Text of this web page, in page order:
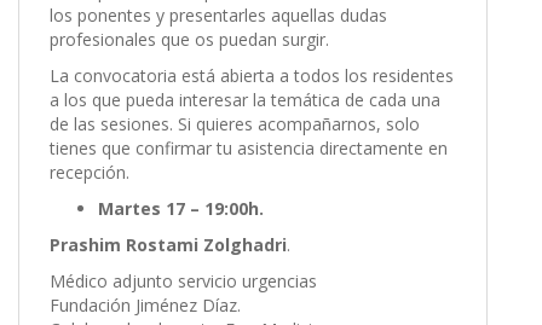
los ponentes y presentarles aquellas dudas
profesionales que os puedan surgir.
La convocatoria está abierta a todos los residentes
a los que pueda interesar la temática de cada una
de las sesiones. Si quieres acompañarnos, solo
tienes que confirmar tu asistencia directamente en
recepción.
Martes 17 – 19:00h.
Prashim Rostami Zolghadri.
Médico adjunto servicio urgencias
Fundación Jiménez Díaz.